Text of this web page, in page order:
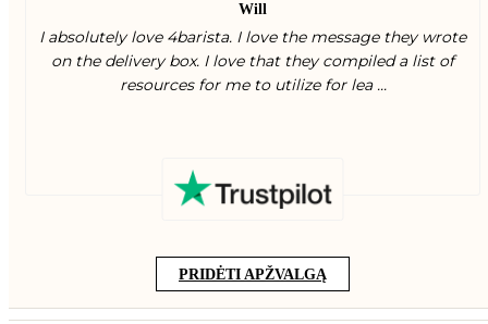
Will
I absolutely love 4barista. I love the message they wrote
on the delivery box. I love that they compiled a list of
resources for me to utilize for lea ...
PRIDĖTI APŽVALGĄ